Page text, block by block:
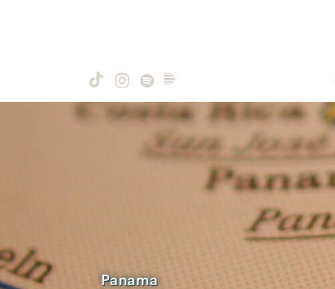
Panama